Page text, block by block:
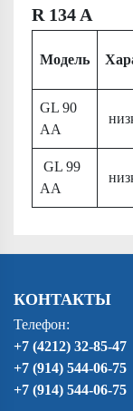
R 134 A
Модель
GL 90
AA
GL 99
AA
КОНТАКТЫ
Телефон:
+7 (4212) 32-85-47
+7 (914) 544-06-75
+7 (914) 544-06-75